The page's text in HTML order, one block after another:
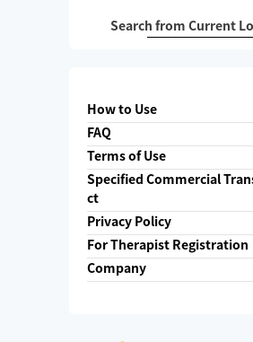
Search from Current
How to Use
FAQ
Terms of Use
Specified Commercial
ct
Privacy Policy
For Therapist Registration
Company